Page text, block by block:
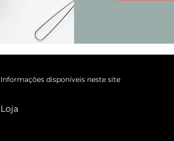
Informações disponíveis neste site
Loja